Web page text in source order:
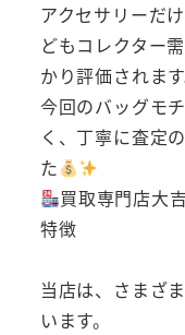
アクセサリーだ
どもコレクター
かり評価されます
今回のバッグモ
く、丁寧に査定
た
買取専門店大
特徴
当店は、さまざ
います。